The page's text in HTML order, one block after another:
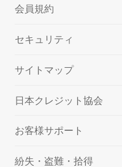
会員規約
セキュリティ
サイトマップ
日本クレジット協会
お客様サポート
紛失・盗難・拾得